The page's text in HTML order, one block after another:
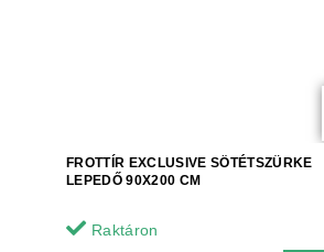
FROTTÍR EXCLUSIVE SÖTÉTSZÜRKE
LEPEDŐ 90X200 CM
Raktáron